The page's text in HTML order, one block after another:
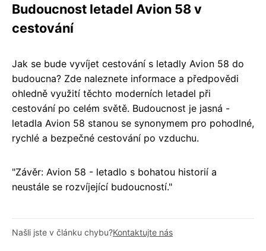
Budoucnost letadel Avion 58 v
cestování
Jak se bude vyvíjet cestování s letadly Avion 58 do
budoucna? Zde naleznete informace a předpovědi
ohledně využití těchto moderních letadel při
cestování po celém světě. Budoucnost je jasná -
letadla Avion 58 stanou se synonymem pro pohodlné,
rychlé a bezpečné cestování po vzduchu.
"Závěr: Avion 58 - letadlo s bohatou historií a
neustále se rozvíjející budoucností."
Našli jste v článku chybu?Kontaktujte nás